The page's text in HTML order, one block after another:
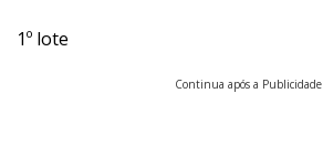
1º lote
Continua após a Publicidade